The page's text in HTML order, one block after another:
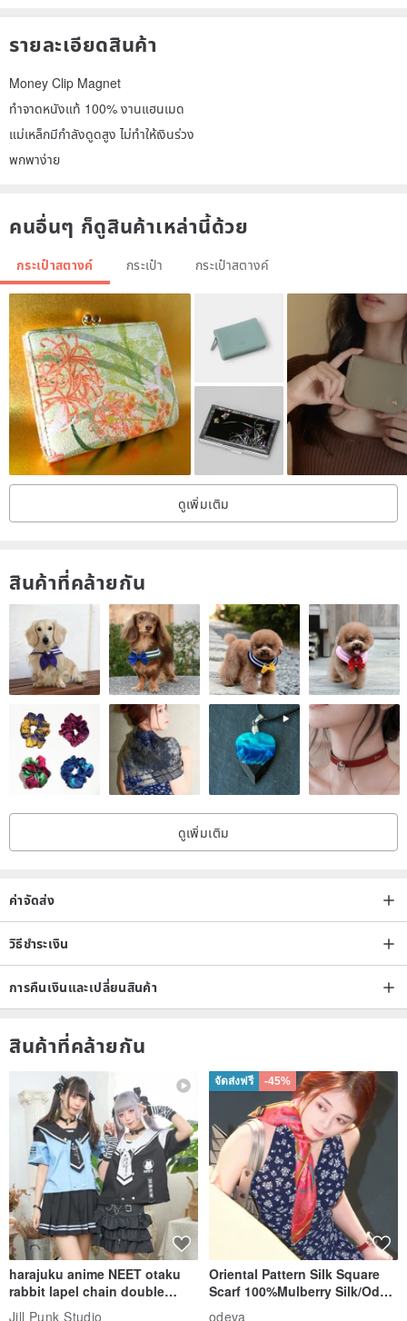
รายละเอียดสินค้า
Money Clip Magnet
ทำจาดหนังแท้ 100% งานแฮนเมด
แม่เหล็กมีกำลังดูดสูง ไม่ทำให้เงินร่วง
พกพาง่าย
คนอื่นๆ ก็ดูสินค้าเหล่านี้ด้วย
กระเป๋าสตางค์ กระเป๋า กระเป๋าสตางค์
ดูเพิ่มเติม
สินค้าที่คล้ายกัน
ดูเพิ่มเติม
ค่าจัดส่ง
วิธีชำระเงิน
การคืนเงินและเปลี่ยนสินค้า
สินค้าที่คล้ายกัน
harajuku anime NEET otaku
rabbit lapel chain double
breasted sailor top JJ2540
Jill Punk Studio
จัดส่งฟรี -45%
Oriental Pattern Silk Square
Scarf 100%Mulberry Silk/Ode
to the Yi Tribe–Courage
odeva